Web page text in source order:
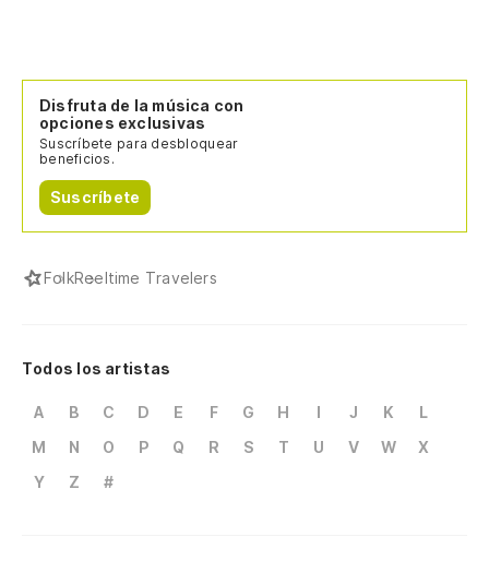
Disfruta de la música con
opciones exclusivas
Suscríbete para desbloquear
beneficios.
Suscríbete
FolkReeltime Travelers
Todos los artistas
A B C D E F G H I J K
L
M
N O P Q R S T U V W
X
Y
Z #